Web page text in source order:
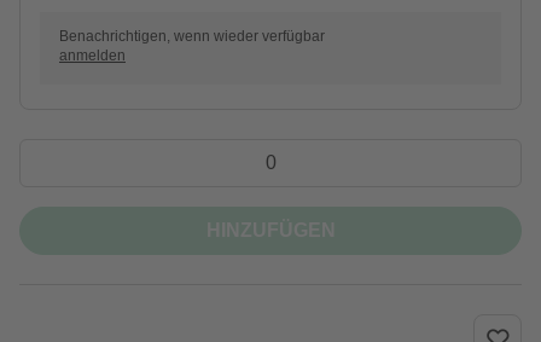
Benachrichtigen, wenn wieder verfügbar
anmelden